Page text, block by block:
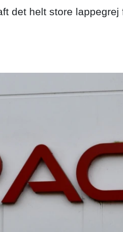
det helt store